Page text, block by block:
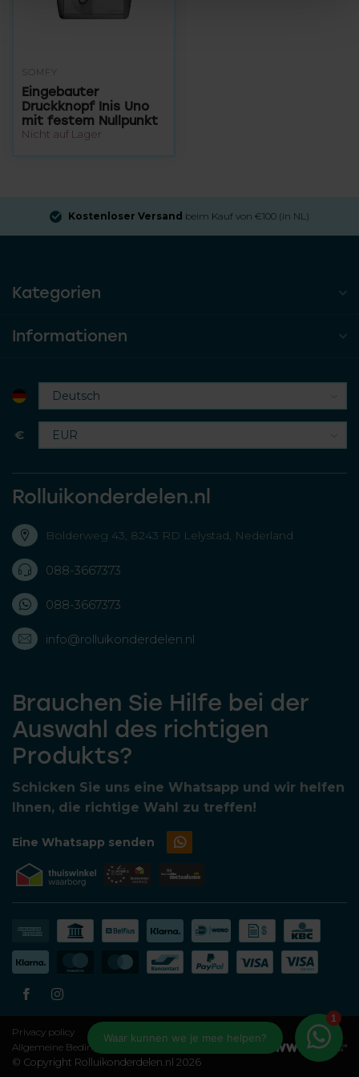
SOMFY
Eingebauter
Druckknopf Inis Uno
mit festem Nullpunkt
Nicht auf Lager
Kostenloser Versand beim Kauf von €100 (in NL)
Kategorien
Informationen
€
Rolluikonderdelen.nl
Bolderweg 43, 8243 RD Lelystad, Nederland
088-3667373
088-3667373
info@rolluikonderdelen.nl
Brauchen Sie Hilfe bei der
Auswahl des richtigen
Produkts?
Schicken Sie uns eine Whatsapp und wir helfen
Ihnen, die richtige Wahl zu treffen!
Eine Whatsapp senden
Privacy policy
Allgemeine Bedingungen und Konditionen
© Copyright Rolluikonderdelen.nl 2026